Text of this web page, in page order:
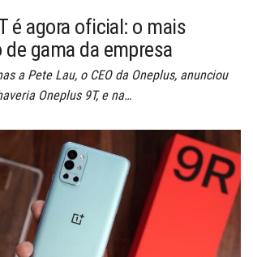
é agora oficial: o mais
gama da empresa
a Pete Lau, o CEO da Oneplus, anunciou
Oneplus 9T, e na…